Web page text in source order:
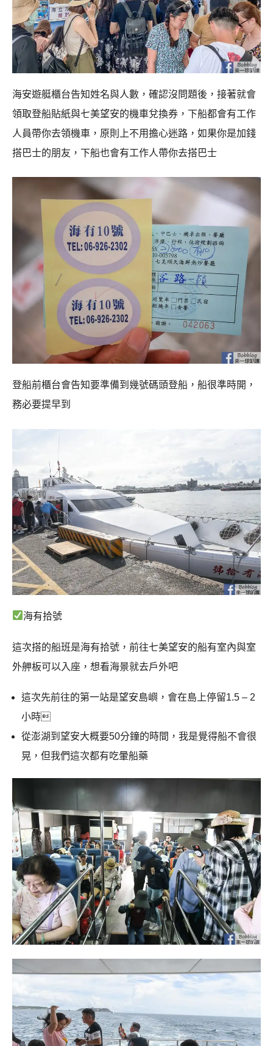
海安遊艇櫃台告知姓名與人數，確認沒問題後，接著就會
領取登船貼紙與七美望安的機車兌換券，下船都會有工作
人員帶你去領機車，原則上不用擔心迷路，如果你是加錢
搭巴士的朋友，下船也會有工作人帶你去搭巴士
登船前櫃台會告知要準備到幾號碼頭登船，船很準時開，
務必要提早到
海有拾號
這次搭的船班是海有拾號，前往七美望安的船有室內與室
外舺板可以入座，想看海景就去戶外吧
這次先前往的第一站是望安島嶼，會在島上停留1.5 – 2
小時
從澎湖到望安大概要50分鐘的時間，我是覺得船不會很
晃，但我們這次都有吃暈船藥